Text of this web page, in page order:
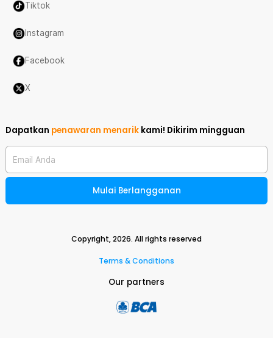
Tiktok
Instagram
Facebook
X
Dapatkan penawaran menarik kami! Dikirim mingguan
Email Anda
Mulai Berlangganan
Copyright,2026. All rights reserved
Terms & Conditions
Our partners